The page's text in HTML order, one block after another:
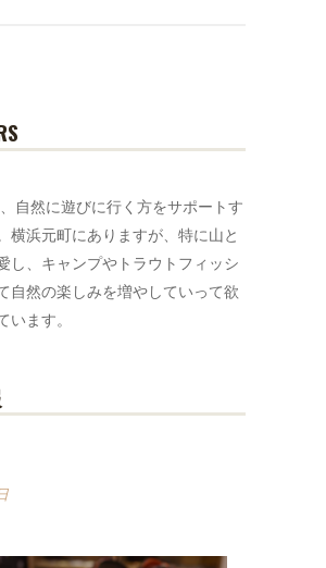
自然に遊びに行く方をサポートす
横浜元町にありますが、特に山と
し、キャンプやトラウトフィッシ
自然の楽しみを増やしていって欲
います。